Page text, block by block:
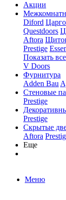
Акции
Diford
Questdoors
Aftora
Prestige
Показать все
V Doors
Фурнитура
Adden Bau
Стеновые
Prestige
Prestige
Скрытые
Aftora
Еще
Меню